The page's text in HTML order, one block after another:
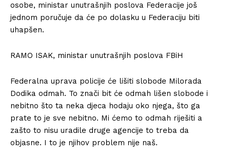
osobe, ministar unutrašnjih poslova Federacije još
jednom poručuje da će po dolasku u Federaciju biti
uhapšen.
RAMO ISAK, ministar unutrašnjih poslova FBiH
Federalna uprava policije će lišiti slobode Milorada
Dodika odmah. To znači bit će odmah lišen slobode i
nebitno što ta neka djeca hodaju oko njega, što ga
prate to je sve nebitno. Mi ćemo to odmah riješiti a
zašto to nisu uradile druge agencije to treba da
objasne. I to je njihov problem nije naš.